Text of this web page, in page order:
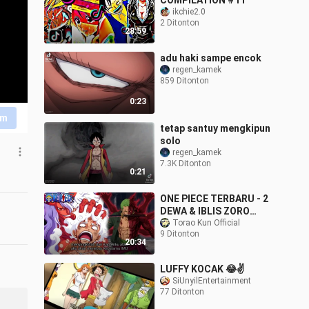
28:59
ikchie2.0
2 Ditonton
0:23
adu haki sampe encok
regen_kamek
859 Ditonton
0:21
tetap santuy mengkipun
solo
regen_kamek
7.3K Ditonton
20:34
ONE PIECE TERBARU - 2
DEWA & IBLIS ZORO
SEMAKIN MENGERIKAN!
IMU KAGET ZORO
Torao Kun Official
9 Ditonton
LUFFY KOCAK 😂✌️
SiUnyilEntertainment
77 Ditonton